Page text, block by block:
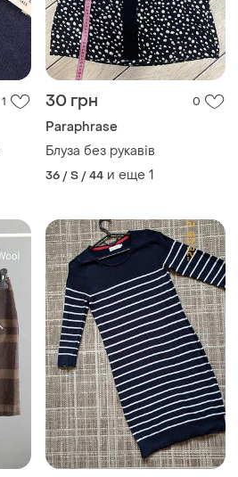
1 30 грн 0
Paraphrase
Блуза без рукавів
36 / S / 44 и еще 1